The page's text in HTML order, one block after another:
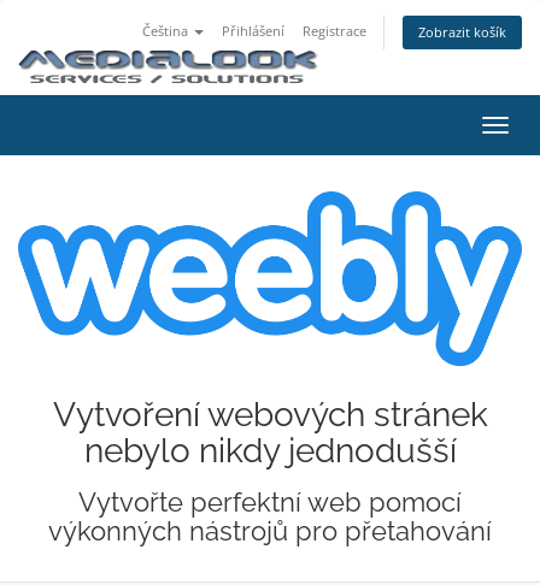
Čeština Přihlášení Registrace Zobrazit košík
Vytvoření webových stránek
nebylo nikdy jednodušší
Vytvořte perfektní web pomocí
výkonných nástrojů pro přetahování